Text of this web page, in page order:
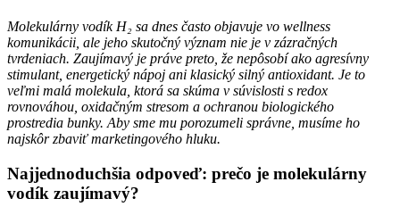
Molekulárny vodík H₂ sa dnes často objavuje vo wellness
komunikácii, ale jeho skutočný význam nie je v zázračných
tvrdeniach. Zaujímavý je práve preto, že nepôsobí ako agresívny
stimulant, energetický nápoj ani klasický silný antioxidant. Je to
veľmi malá molekula, ktorá sa skúma v súvislosti s redox
rovnováhou, oxidačným stresom a ochranou biologického
prostredia bunky. Aby sme mu porozumeli správne, musíme ho
najskôr zbaviť marketingového hluku.
Najjednoduchšia odpoveď: prečo je molekulárny
vodík zaujímavý?